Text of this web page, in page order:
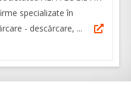
specializate în
- descărcare, ...